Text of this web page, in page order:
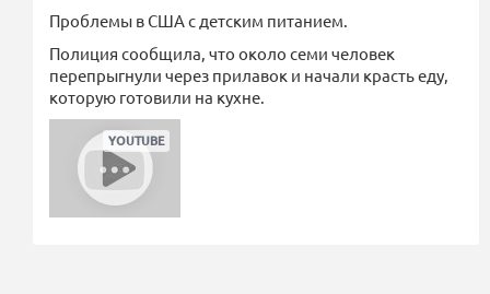
Проблемы в США с детским питанием.
Полиция сообщила, что около семи человек
перепрыгнули через прилавок и начали красть еду,
которую готовили на кухне.